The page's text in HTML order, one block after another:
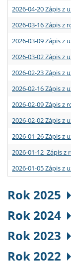
2026-04-20 Zápis z
2026-03-16 Zápis z
2026-03-09 Zápis z
2026-03-02 Zápis z
2026-02-23 Zápis z
2026-02-16 Zápis z
2026-02-09 Zápis z
2026-02-02 Zápis z
2026-01-26 Zápis z
2026-01-12 Zápis z
2026-01-05 Zápis z
Rok 2025
Rok 2024
Rok 2023
Rok 2022